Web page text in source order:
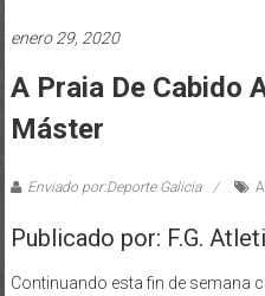
enero 29, 2020
A Praia De Cabido
Máster
Enviado por:Deporte Galicia
Publicado por: F.G.
Continuando esta fin de semana